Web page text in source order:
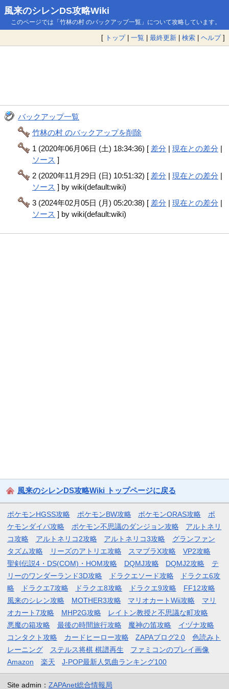
風来のシレンDS攻略Wiki
このページでは「竹林の村 のバックアップ一覧」について攻略しています。
[ トップ| 一覧 | 最終更新 | 検索 | ヘルプ]
バックアップ一覧
竹林の村 のバックアップを削除
1 (2020年06月06日 (土) 18:34:36) [ 差分 |現在との差分 |
ソース ]
2 (2020年11月29日 (日) 10:51:32) [ 差分 |現在との差分 |
ソース ] by wiki(default:wiki)
3 (2024年02月05日 (月) 05:20:38) [ 差分 |現在との差分 |
ソース ] by wiki(default:wiki)
風来のシレンDS攻略Wiki トップページに戻る
ポケモンHGSS攻略 ポケモンBW攻略 ポケモンORAS攻略
ポ
ケモンダイパ攻略
ポケモン不思議のダンジョン攻略
アルトネリ
コ攻略
アルトネリコ2攻略 アルトネリコ3攻略
グランファン
タズム攻略
リーズのアトリエ攻略 スマブラX攻略
VP2攻略
聖剣伝説4・DS(COM)・HOM攻略
DQMJ攻略 DQMJ2攻略
テ
リーのワンダーランド3D攻略
ドラクエソード攻略
ドラクエ6攻
略
ドラクエ7攻略 ドラクエ8攻略 ドラクエ9攻略
FF12攻略
風来のシレン攻略
MOTHER3攻略 マリオカートWii攻略
マリ
オカート7攻略
MHP2G攻略
レイトン教授と不思議な町攻略
悪魔の箱攻略
最後の時間旅行攻略 魔神の笛攻略
イヅナ攻略
コンタクト攻略
カードヒーロー攻略 ZAPAブログ2.0
色読みト
レーニング
ステルス将棋 棋譜再生
ファミコンのプレイ画像
Amazon
楽天 J-POP最新人気曲ランキング100
Site admin： ZAPAnet総合情報局